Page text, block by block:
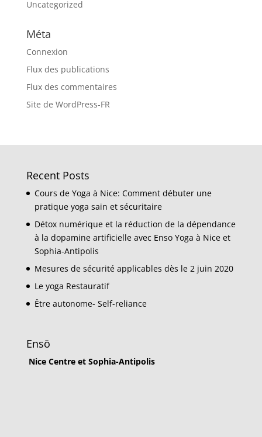
Uncategorized
Méta
Connexion
Flux des publications
Flux des commentaires
Site de WordPress-FR
Recent Posts
Cours de Yoga à Nice: Comment débuter une
pratique yoga sain et sécuritaire
Détox numérique et la réduction de la dépendance
à la dopamine artificielle avec Enso Yoga à Nice et
Sophia-Antipolis
Mesures de sécurité applicables dès le 2 juin 2020
Le yoga Restauratif
Être autonome- Self-reliance
Ensō
Nice Centre et Sophia-Antipolis